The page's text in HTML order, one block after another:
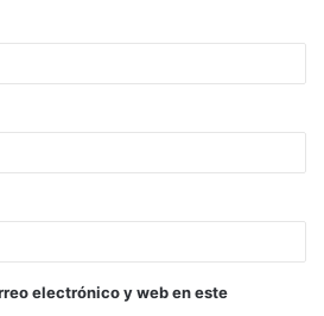
electrónico y web en este